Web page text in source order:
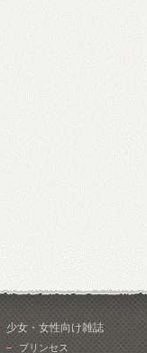
少女・女性向け雑誌
プリンセス